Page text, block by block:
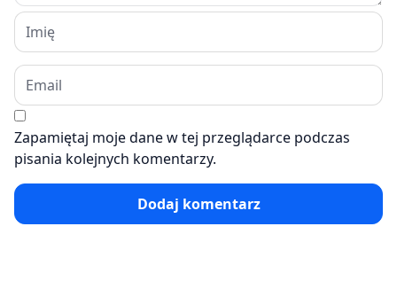
Zapamiętaj moje dane w tej przeglądarce podczas
pisania kolejnych komentarzy.
Dodaj komentarz